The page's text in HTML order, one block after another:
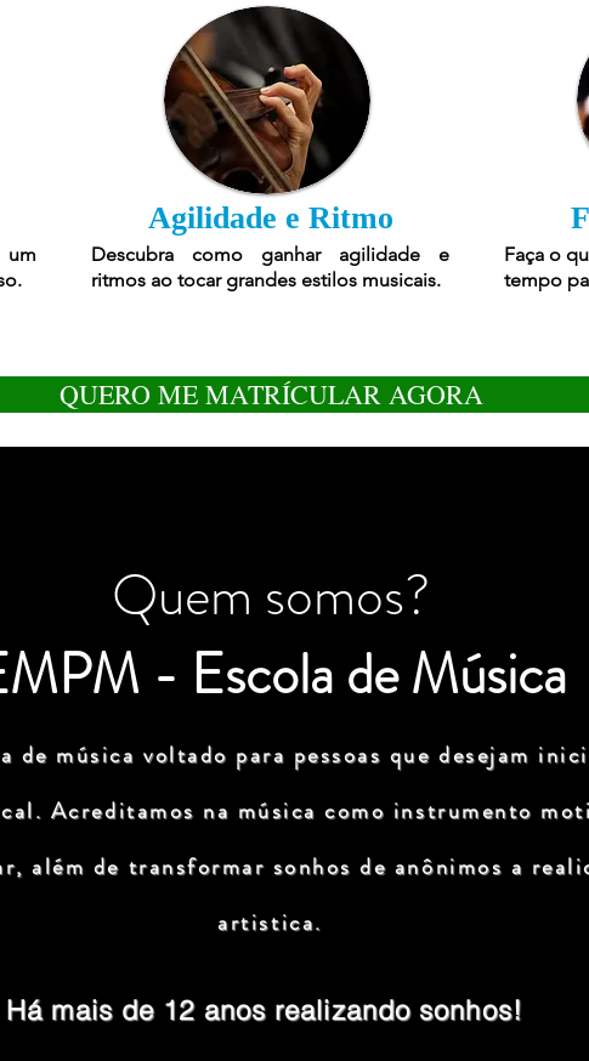
Agilidade e Ritmo
Descubra como ganhar agilidade e
ritmos ao tocar grandes estilos musicais.
Faça o
tempo
QUERO ME MATRÍCULAR AGORA
Quem somos?
- Escola de Música
de música voltado para pessoas que desejam
Acreditamos na música como instrumento
além de transformar sonhos de anônimos a
artistica.
Há mais de 12 anos realizando sonhos!